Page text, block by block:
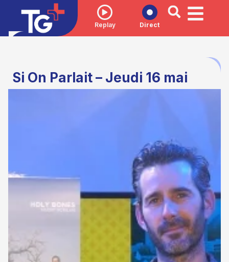
Replay Direct
Si On Parlait – Jeudi 16 mai